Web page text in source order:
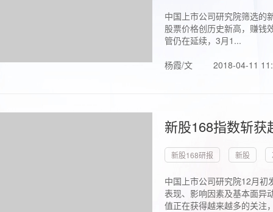
中国上市公司研究院筛选的
股票价格创历史新高，赚钱
管仍在延续，3月1...
杨霞/文
2018-04-11
新股168指数斩
新股168研报 新股
中国上市公司研究院12月初
表现、影响因素及基本面异
值正在获得越来越多的关注